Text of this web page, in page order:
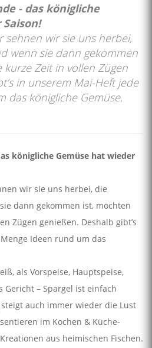
- das königliche
sehnen wir sie uns herbei,
wenn sie dann gekommen
Zeit in vollen Zügen
in unserem Mai-Heft jede
das königliche Gemüse.
königliche Gemüse hat wieder
wir sie uns herbei, die
dann gekommen ist, möchten
Zügen genießen. Deshalb gibt’s
Ideen rund um das
als Vorspeise, Hauptspeise,
Gericht – Spargel ist einfach
auch immer wieder die Lust
im Kochen & Küche-
aus heimischen Fischen.